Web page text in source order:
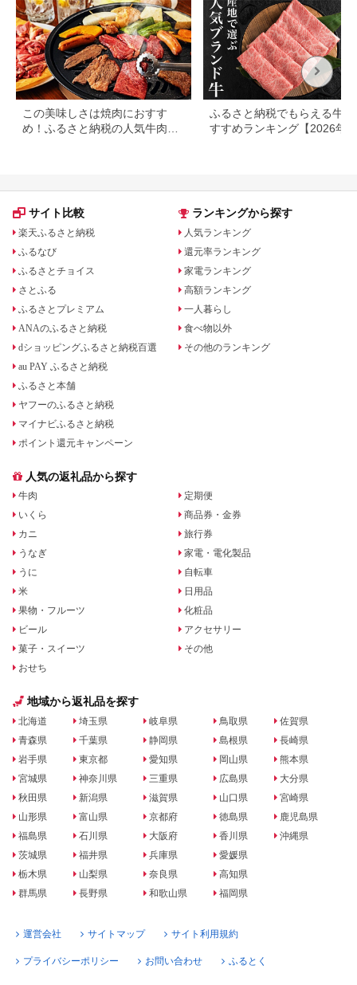
り物 贈答 プレゼント
お取り寄せ 記念日 パ
ーティ
この美味しさは焼肉におすす
め！ふるさと納税の人気牛肉還
ふるさと納税でもらえる牛肉
すすめランキング【2026年
サイト比較
楽天ふるさと納税
ふるなび
ふるさとチョイス
さとふる
ふるさとプレミアム
ANAのふるさと納税
dショッピングふるさと納税百選
au PAY ふるさと納税
ふるさと本舗
ヤフーのふるさと納税
マイナビふるさと納税
ポイント還元キャンペーン
ランキングから探す
人気ランキング
還元率ランキング
家電ランキング
高額ランキング
一人暮らし
食べ物以外
その他のランキング
人気の返礼品から探す
牛肉
いくら
カニ
うなぎ
うに
米
果物・フルーツ
ビール
菓子・スイーツ
おせち
定期便
商品券・金券
旅行券
家電・電化製品
自転車
日用品
化粧品
アクセサリー
その他
地域から返礼品を探す
北海道
青森県
岩手県
宮城県
秋田県
山形県
福島県
茨城県
栃木県
群馬県
埼玉県
千葉県
東京都
神奈川県
新潟県
富山県
石川県
福井県
山梨県
長野県
岐阜県
静岡県
愛知県
三重県
滋賀県
京都府
大阪府
兵庫県
奈良県
和歌山県
鳥取県
島根県
岡山県
広島県
山口県
徳島県
香川県
愛媛県
高知県
福岡県
佐賀県
長崎県
熊本県
大分県
宮崎県
鹿児島県
沖縄県
運営会社 サイトマップ サイト利用規約
プライバシーポリシー お問い合わせ ふるとく